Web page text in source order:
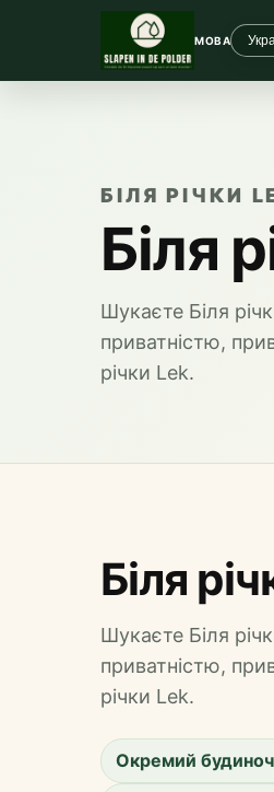
МОВА
БІЛЯ РІЧКИ
Біля
Шукаєте Біля
приватністю,
річки Lek.
Біля
Шукаєте Біля
приватністю,
річки Lek.
Окремий